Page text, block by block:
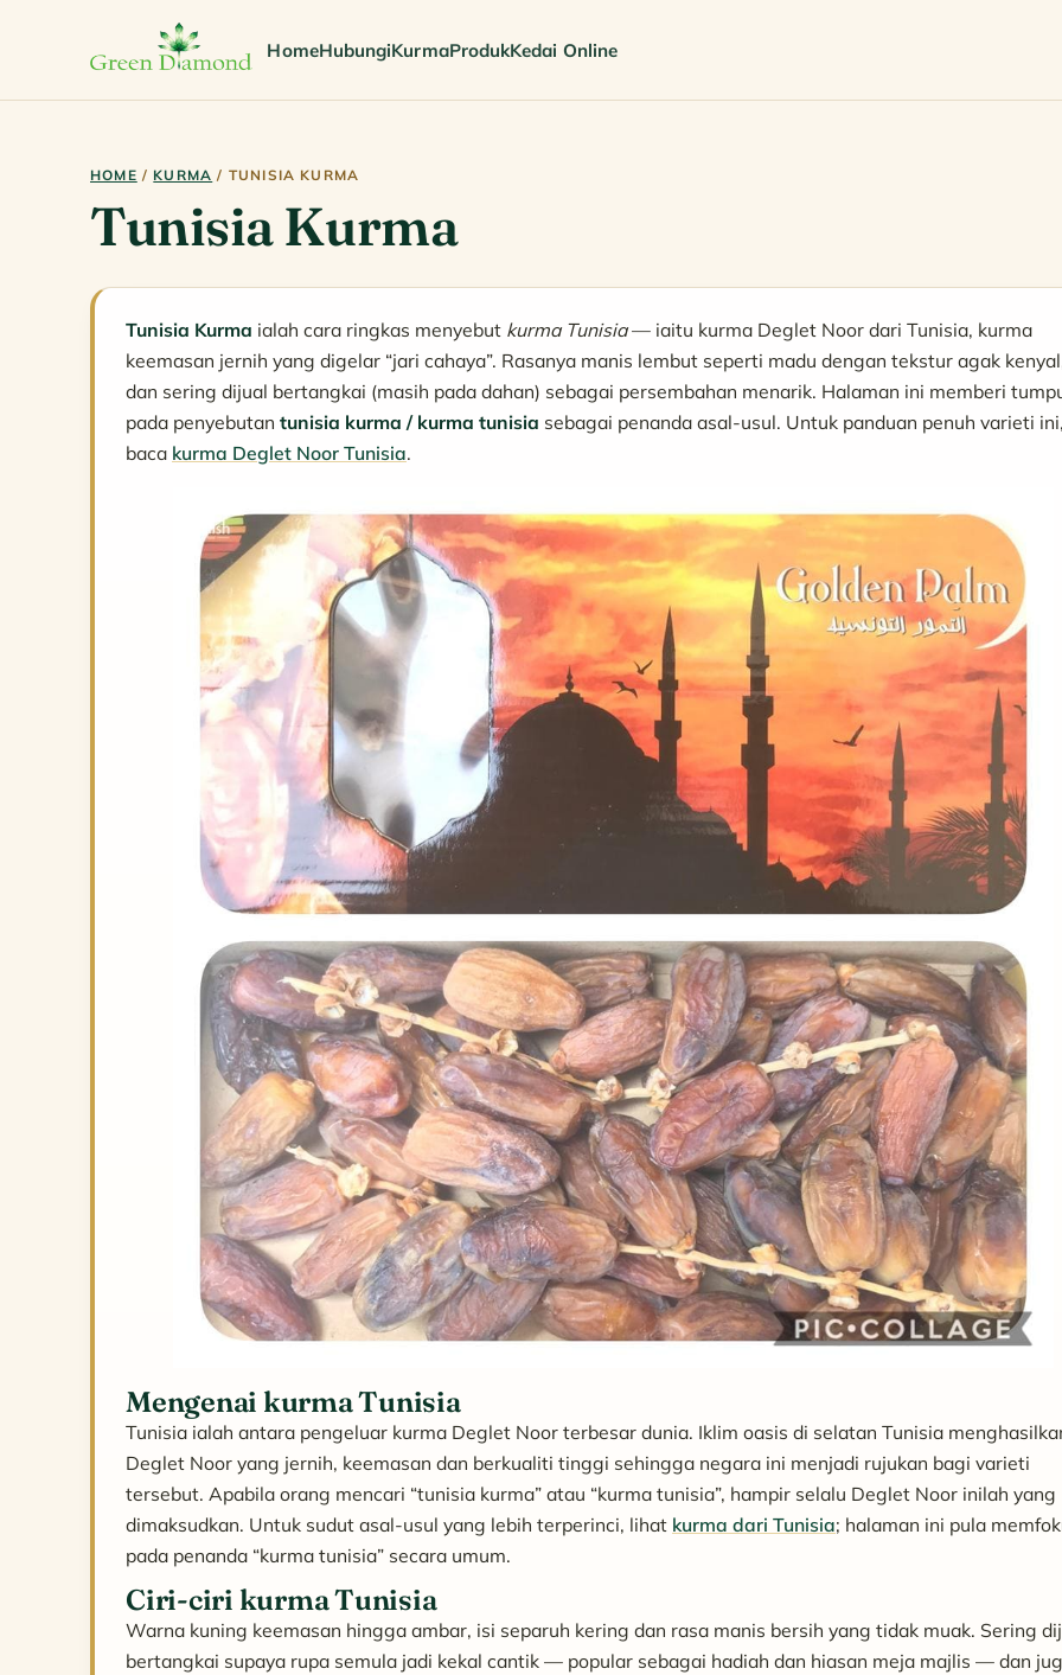
HomeHubungiKurmaProdukKedai Online
HOME / KURMA / TUNISIA KURMA
Tunisia Kurma
Tunisia Kurma ialah cara ringkas menyebut kurma Tunisia— iaitu kurma Deglet Noor dari Tunisia, kurma
keemasan jernih yang digelar “jari cahaya”. Rasanya manis lembut seperti madu dengan tekstur agak
dan sering dijual bertangkai (masih pada dahan) sebagai persembahan menarik. Halaman ini memberi
pada penyebutan tunisia kurma / kurma tunisia sebagai penanda asal-usul. Untuk panduan penuh varieti ini,
baca kurma Deglet Noor Tunisia.
Mengenai kurma Tunisia
Tunisia ialah antara pengeluar kurma Deglet Noor terbesar dunia. Iklim oasis di selatan Tunisia
Deglet Noor yang jernih, keemasan dan berkualiti tinggi sehingga negara ini menjadi rujukan bagi varieti
tersebut. Apabila orang mencari “tunisia kurma” atau “kurma tunisia”, hampir selalu Deglet Noor inilah yang
dimaksudkan. Untuk sudut asal-usul yang lebih terperinci, lihat kurma dari Tunisia; halaman ini pula
pada penanda “kurma tunisia” secara umum.
Ciri-ciri kurma Tunisia
Warna kuning keemasan hingga ambar, isi separuh kering dan rasa manis bersih yang tidak muak. Sering
bertangkai supaya rupa semula jadi kekal cantik — popular sebagai hadiah dan hiasan meja majlis — dan